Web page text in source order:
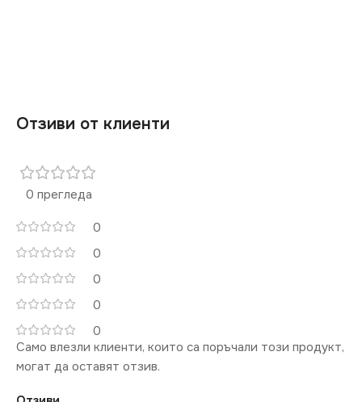
Отзиви от клиенти
0 прегледа
0
0
0
0
0
Само влезли клиенти, които са поръчали този продукт,
могат да оставят отзив.